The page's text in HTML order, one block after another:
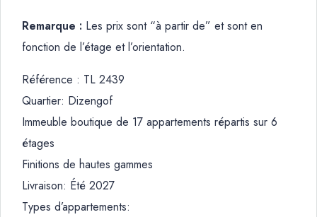
Remarque : Les prix sont “à partir de” et sont en
fonction de l’étage et l’orientation.
Référence : TL 2439
Quartier: Dizengof
Immeuble boutique de 17 appartements répartis sur 6
étages
Finitions de hautes gammes
Livraison: Été 2027
Types d’appartements: